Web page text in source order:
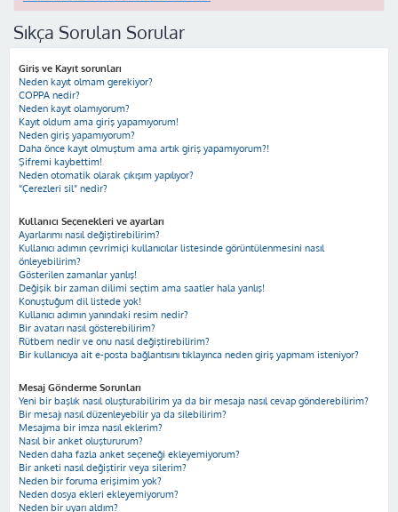
Sıkça Sorulan Sorular
Giriş ve Kayıt sorunları
Neden kayıt olmam gerekiyor?
COPPA nedir?
Neden kayıt olamıyorum?
Kayıt oldum ama giriş yapamıyorum!
Neden giriş yapamıyorum?
Daha önce kayıt olmuştum ama artık giriş yapamıyorum?!
Şifremi kaybettim!
Neden otomatik olarak çıkışım yapılıyor?
“Çerezleri sil” nedir?
Kullanıcı Seçenekleri ve ayarları
Ayarlarımı nasıl değiştirebilirim?
Kullanıcı adımın çevrimiçi kullanıcılar listesinde görüntülenmesini nasıl
önleyebilirim?
Gösterilen zamanlar yanlış!
Değişik bir zaman dilimi seçtim ama saatler hala yanlış!
Konuştuğum dil listede yok!
Kullanıcı adımın yanındaki resim nedir?
Bir avatarı nasıl gösterebilirim?
Rütbem nedir ve onu nasıl değiştirebilirim?
Bir kullanıcıya ait e-posta bağlantısını tıklayınca neden giriş yapmam isteniyor?
Mesaj Gönderme Sorunları
Yeni bir başlık nasıl oluşturabilirim ya da bir mesaja nasıl cevap gönderebilirim?
Bir mesajı nasıl düzenleyebilir ya da silebilirim?
Mesajıma bir imza nasıl eklerim?
Nasıl bir anket oluştururum?
Neden daha fazla anket seçeneği ekleyemiyorum?
Bir anketi nasıl değiştirir veya silerim?
Neden bir foruma erişimim yok?
Neden dosya ekleri ekleyemiyorum?
Neden bir uyarı aldım?